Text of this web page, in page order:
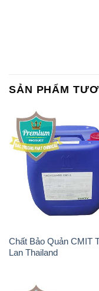
SẢN PHẨM
Chất Bảo Quản CMIT
Lan Thailand